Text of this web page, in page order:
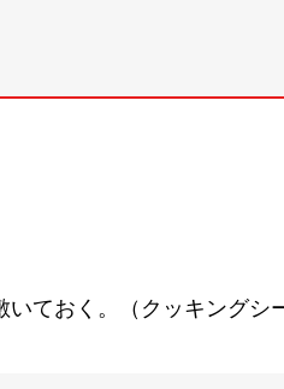
いておく。（クッキングシ